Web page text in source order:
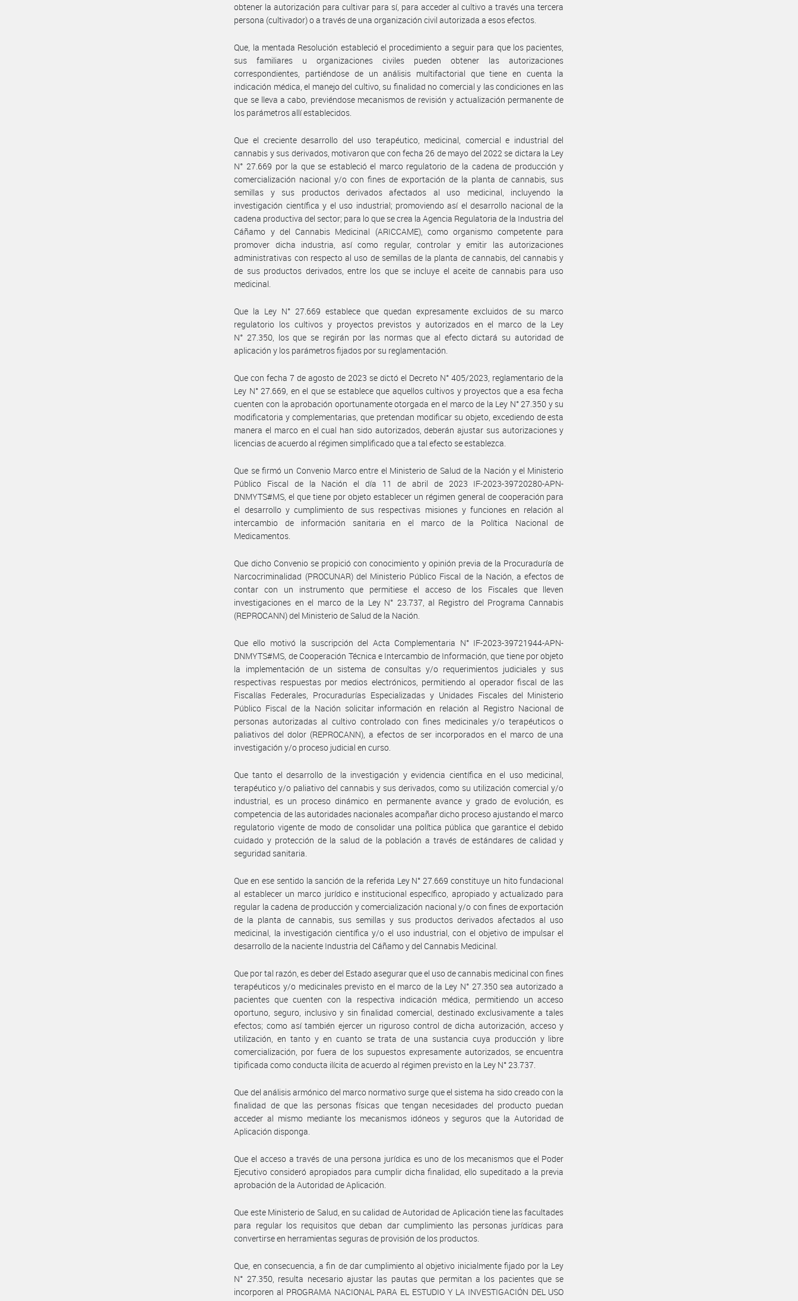
obtener la autorización para cultivar para sí, para acceder al cultivo a través una tercera
persona (cultivador) o a través de una organización civil autorizada a esos efectos.
Que, la mentada Resolución estableció el procedimiento a seguir para que los pacientes,
sus familiares u organizaciones civiles pueden obtener las autorizaciones
correspondientes, partiéndose de un análisis multifactorial que tiene en cuenta la
indicación médica, el manejo del cultivo, su finalidad no comercial y las condiciones en las
que se lleva a cabo, previéndose mecanismos de revisión y actualización permanente de
los parámetros allí establecidos.
Que el creciente desarrollo del uso terapéutico, medicinal, comercial e industrial del
cannabis y sus derivados, motivaron que con fecha 26 de mayo del 2022 se dictara la Ley
N° 27.669 por la que se estableció el marco regulatorio de la cadena de producción y
comercialización nacional y/o con fines de exportación de la planta de cannabis, sus
semillas y sus productos derivados afectados al uso medicinal, incluyendo la
investigación científica y el uso industrial; promoviendo así el desarrollo nacional de la
cadena productiva del sector; para lo que se crea la Agencia Regulatoria de la Industria del
Cáñamo y del Cannabis Medicinal (ARICCAME), como organismo competente para
promover dicha industria, así como regular, controlar y emitir las autorizaciones
administrativas con respecto al uso de semillas de la planta de cannabis, del cannabis y
de sus productos derivados, entre los que se incluye el aceite de cannabis para uso
medicinal.
Que la Ley N° 27.669 establece que quedan expresamente excluidos de su marco
regulatorio los cultivos y proyectos previstos y autorizados en el marco de la Ley
N° 27.350, los que se regirán por las normas que al efecto dictará su autoridad de
aplicación y los parámetros fijados por su reglamentación.
Que con fecha 7 de agosto de 2023 se dictó el Decreto N° 405/2023, reglamentario de la
Ley N° 27.669, en el que se establece que aquellos cultivos y proyectos que a esa fecha
cuenten con la aprobación oportunamente otorgada en el marco de la Ley N° 27.350 y su
modificatoria y complementarias, que pretendan modificar su objeto, excediendo de esta
manera el marco en el cual han sido autorizados, deberán ajustar sus autorizaciones y
licencias de acuerdo al régimen simplificado que a tal efecto se establezca.
Que se firmó un Convenio Marco entre el Ministerio de Salud de la Nación y el Ministerio
Público Fiscal de la Nación el día 11 de abril de 2023 IF-2023-39720280-APN-
DNMYTS#MS, el que tiene por objeto establecer un régimen general de cooperación para
el desarrollo y cumplimiento de sus respectivas misiones y funciones en relación al
intercambio de información sanitaria en el marco de la Política Nacional de
Medicamentos.
Que dicho Convenio se propició con conocimiento y opinión previa de la Procuraduría de
Narcocriminalidad (PROCUNAR) del Ministerio Público Fiscal de la Nación, a efectos de
contar con un instrumento que permitiese el acceso de los Fiscales que lleven
investigaciones en el marco de la Ley N° 23.737, al Registro del Programa Cannabis
(REPROCANN) del Ministerio de Salud de la Nación.
Que ello motivó la suscripción del Acta Complementaria N° IF-2023-39721944-APN-
DNMYTS#MS, de Cooperación Técnica e Intercambio de Información, que tiene por objeto
la implementación de un sistema de consultas y/o requerimientos judiciales y sus
respectivas respuestas por medios electrónicos, permitiendo al operador fiscal de las
Fiscalías Federales, Procuradurías Especializadas y Unidades Fiscales del Ministerio
Público Fiscal de la Nación solicitar información en relación al Registro Nacional de
personas autorizadas al cultivo controlado con fines medicinales y/o terapéuticos o
paliativos del dolor (REPROCANN), a efectos de ser incorporados en el marco de una
investigación y/o proceso judicial en curso.
Que tanto el desarrollo de la investigación y evidencia científica en el uso medicinal,
terapéutico y/o paliativo del cannabis y sus derivados, como su utilización comercial y/o
industrial, es un proceso dinámico en permanente avance y grado de evolución, es
competencia de las autoridades nacionales acompañar dicho proceso ajustando el marco
regulatorio vigente de modo de consolidar una política pública que garantice el debido
cuidado y protección de la salud de la población a través de estándares de calidad y
seguridad sanitaria.
Que en ese sentido la sanción de la referida Ley N° 27.669 constituye un hito fundacional
al establecer un marco jurídico e institucional específico, apropiado y actualizado para
regular la cadena de producción y comercialización nacional y/o con fines de exportación
de la planta de cannabis, sus semillas y sus productos derivados afectados al uso
medicinal, la investigación científica y/o el uso industrial, con el objetivo de impulsar el
desarrollo de la naciente Industria del Cáñamo y del Cannabis Medicinal.
Que por tal razón, es deber del Estado asegurar que el uso de cannabis medicinal con fines
terapéuticos y/o medicinales previsto en el marco de la Ley N° 27.350 sea autorizado a
pacientes que cuenten con la respectiva indicación médica, permitiendo un acceso
oportuno, seguro, inclusivo y sin finalidad comercial, destinado exclusivamente a tales
efectos; como así también ejercer un riguroso control de dicha autorización, acceso y
utilización, en tanto y en cuanto se trata de una sustancia cuya producción y libre
comercialización, por fuera de los supuestos expresamente autorizados, se encuentra
tipificada como conducta ilícita de acuerdo al régimen previsto en la Ley N° 23.737.
Que del análisis armónico del marco normativo surge que el sistema ha sido creado con la
finalidad de que las personas físicas que tengan necesidades del producto puedan
acceder al mismo mediante los mecanismos idóneos y seguros que la Autoridad de
Aplicación disponga.
Que el acceso a través de una persona jurídica es uno de los mecanismos que el Poder
Ejecutivo consideró apropiados para cumplir dicha finalidad, ello supeditado a la previa
aprobación de la Autoridad de Aplicación.
Que este Ministerio de Salud, en su calidad de Autoridad de Aplicación tiene las facultades
para regular los requisitos que deban dar cumplimiento las personas jurídicas para
convertirse en herramientas seguras de provisión de los productos.
Que, en consecuencia, a fin de dar cumplimiento al objetivo inicialmente fijado por la Ley
N° 27.350, resulta necesario ajustar las pautas que permitan a los pacientes que se
incorporen al PROGRAMA NACIONAL PARA EL ESTUDIO Y LA INVESTIGACIÓN DEL USO